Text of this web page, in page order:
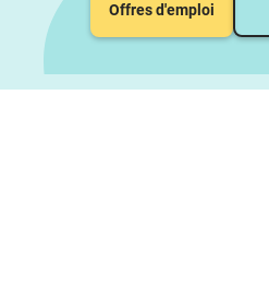
Offres d'emploi